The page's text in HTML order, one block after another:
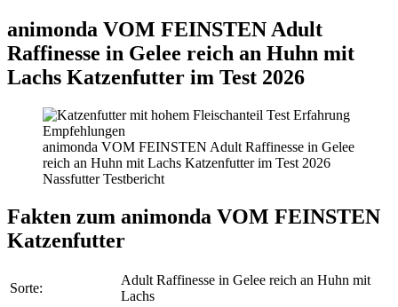
animonda VOM FEINSTEN Adult
Raffinesse in Gelee reich an Huhn mit
Lachs Katzenfutter im Test 2026
animonda VOM FEINSTEN Adult Raffinesse in Gelee
reich an Huhn mit Lachs Katzenfutter im Test 2026
Nassfutter Testbericht
Fakten zum animonda VOM FEINSTEN
Katzenfutter
Sorte:
Adult Raffinesse in Gelee reich an Huhn mit
Lachs